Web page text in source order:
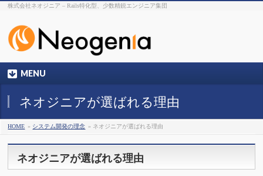
株式会社ネオジニア – Rails特化型、少数精鋭エンジニア集団
MENU
ネオジニアが選ばれる理由
HOME » システム開発の理念 » ネオジニアが選ばれる理由
ネオジニアが選ばれる理由